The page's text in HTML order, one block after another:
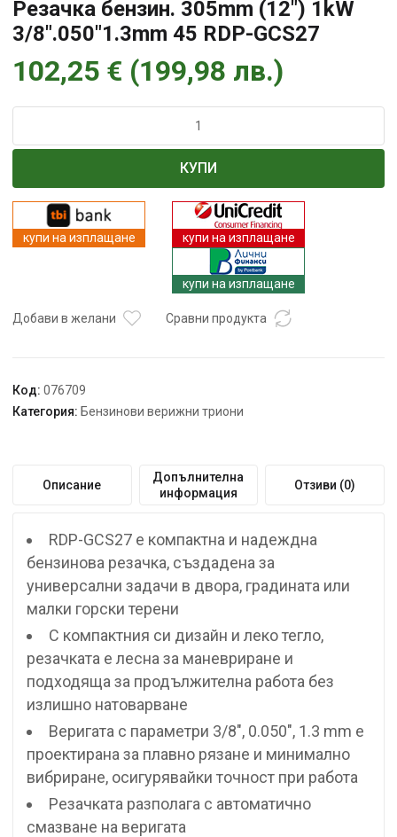
Резачка бензин. 305mm (12″) 1kW
3/8″.050″1.3mm 45 RDP-GCS27
102,25 € (199,98 лв.)
Резачка
1kW
3/8".050"1.3mm
GCS27
КУПИ
купи на изплащане купи на изплащане
купи на изплащане
Добави в желани Сравни продукта
Код: 076709
Категория: Бензинови верижни триони
Описание
Допълнителна
информация
Отзиви (0)
RDP-GCS27 е компактна и надеждна
бензинова резачка, създадена за
универсални задачи в двора, градината или
малки горски терени
С компактния си дизайн и леко тегло,
резачката е лесна за маневриране и
подходяща за продължителна работа без
излишно натоварване
Веригата с параметри 3/8″, 0.050″, 1.3 mm е
проектирана за плавно рязане и минимално
вибриране, осигурявайки точност при работа
Резачката разполага с автоматично
смазване на веригата